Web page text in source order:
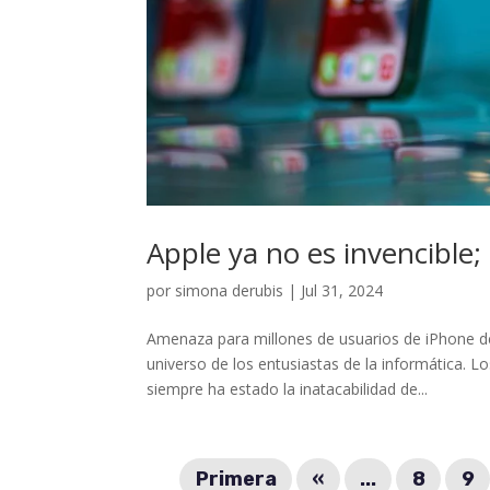
Apple ya no es
por simona derubis | Jul 31, 2024
Amenaza para millones de usuarios de iPhone
universo de los entusiastas de la informática.
siempre ha estado la inatacabilidad de...
Primera « ... 8 9